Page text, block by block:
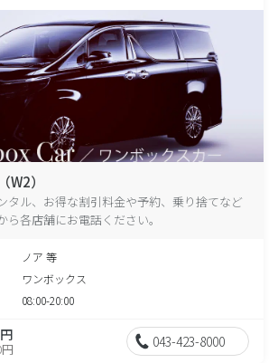
）
タル、お得な割引料金や予約、乗り捨てなど
ら各店舗にお電話ください。
ノア 等
ワンボックス
08:00-20:00
043-423-8000